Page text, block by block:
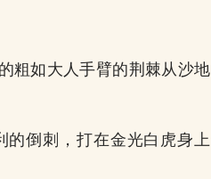
粗如大人手臂的荆棘从沙地
倒刺，打在金光白虎身上